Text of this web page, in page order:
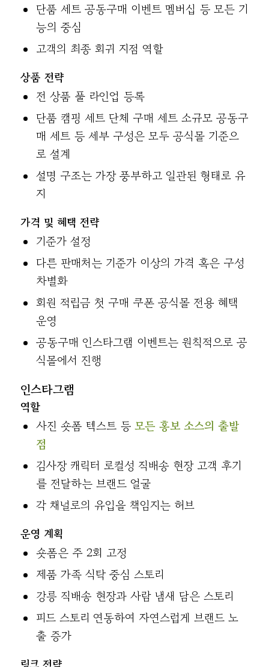
단품 세트 공동구매 이벤트 멤버십 등 모든 기
능의 중심
고객의 최종 회귀 지점 역할
상품 전략
전 상품 풀 라인업 등록
단품 캠핑 세트 단체 구매 세트 소규모 공동구
매 세트 등 세부 구성은 모두 공식몰 기준으
로 설계
설명 구조는 가장 풍부하고 일관된 형태로 유
지
가격 및 혜택 전략
기준가 설정
다른 판매처는 기준가 이상의 가격 혹은 구성
차별화
회원 적립금 첫 구매 쿠폰 공식몰 전용 혜택
운영
공동구매 인스타그램 이벤트는 원칙적으로 공
식몰에서 진행
인스타그램
역할
사진 숏폼 텍스트 등 모든 홍보 소스의 출발
점
김사장 캐릭터 로컬성 직배송 현장 고객 후기
를 전달하는 브랜드 얼굴
각 채널로의 유입을 책임지는 허브
운영 계획
숏폼은 주 2회 고정
제품 가족 식탁 중심 스토리
강릉 직배송 현장과 사람 냄새 담은 스토리
피드 스토리 연동하여 자연스럽게 브랜드 노
출 증가